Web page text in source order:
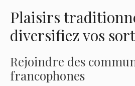
Plaisirs
diversifiez vos
Rejoindre des
francophones